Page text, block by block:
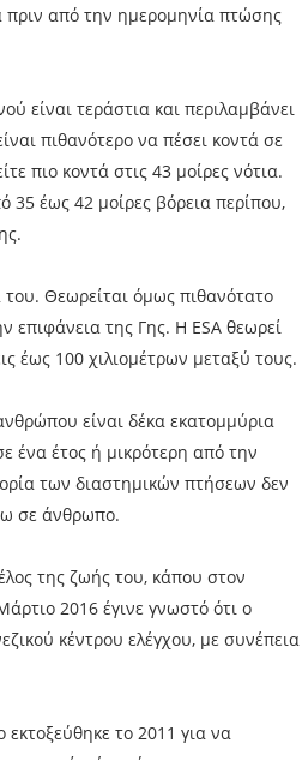
πριν από την ημερομηνία πτώσης
είναι τεράστια και περιλαμβάνει
πιθανότερο να πέσει κοντά σε
πιο κοντά στις 43 μοίρες νότια.
35 έως 42 μοίρες βόρεια περίπου,
Θεωρείται όμως πιθανότατο
επιφάνεια της Γης. Η ESA θεωρεί
έως 100 χιλιομέτρων μεταξύ τους.
είναι δέκα εκατομμύρια
ένα έτος ή μικρότερη από την
των διαστημικών πτήσεων δεν
σε άνθρωπο.
της ζωής του, κάπου στον
2016 έγινε γνωστό ότι ο
κέντρου ελέγχου, με συνέπεια
το 2011 για να